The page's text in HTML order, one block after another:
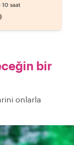
10 saat
bir
onlarla